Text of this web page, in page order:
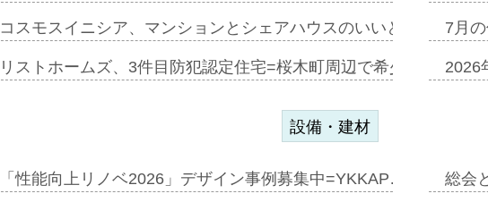
コスモスイニシア、マンションとシェアハウスのいいとこどりの
リストホームズ、3件目防犯認定住宅=桜木町周辺で希少価値のあ
7月
2026
設備・建材
「性能向上リノベ2026」デザイン事例募集中=YKKAP… 総会